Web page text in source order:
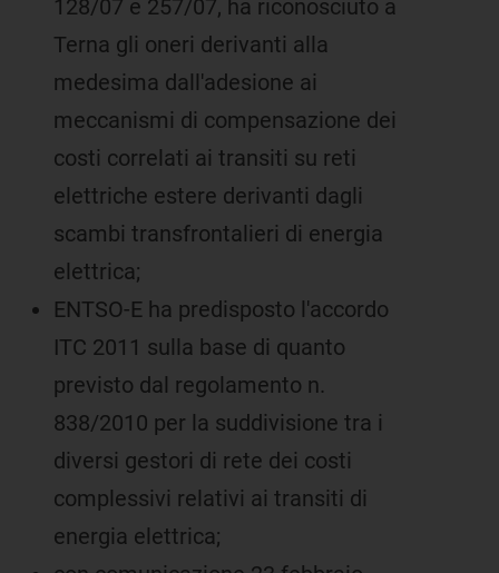
128/07 e 257/07, ha riconosciuto a
Terna gli oneri derivanti alla
medesima dall'adesione ai
meccanismi di compensazione dei
costi correlati ai transiti su reti
elettriche estere derivanti dagli
scambi transfrontalieri di energia
elettrica;
ENTSO-E ha predisposto l'accordo
ITC 2011 sulla base di quanto
previsto dal regolamento n.
838/2010 per la suddivisione tra i
diversi gestori di rete dei costi
complessivi relativi ai transiti di
energia elettrica;